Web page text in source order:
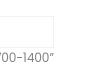
1400”